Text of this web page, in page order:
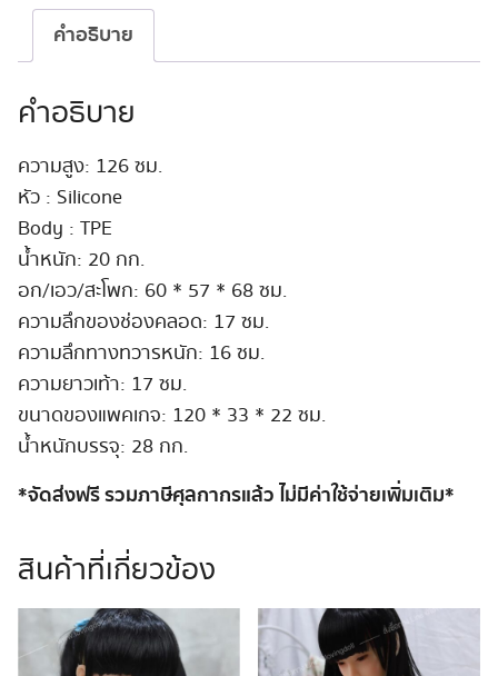
Catdoll
ลิ
โคน
cm
#
Rosie
ชิ้น
คำอธิบาย
คำอธิบาย
ความสูง: 126 ซม.
หัว : Silicone
Body : TPE
น้ำหนัก: 20 กก.
อก/เอว/สะโพก: 60 * 57 * 68 ซม.
ความลึกของช่องคลอด: 17 ซม.
ความลึกทางทวารหนัก: 16 ซม.
ความยาวเท้า: 17 ซม.
ขนาดของแพคเกจ: 120 * 33 * 22 ซม.
น้ำหนักบรรจุ: 28 กก.
*จัดส่งฟรี รวมภาษีศุลกากรแล้ว ไม่มีค่าใช้จ่ายเพิ่มเติม*
สินค้าที่เกี่ยวข้อง